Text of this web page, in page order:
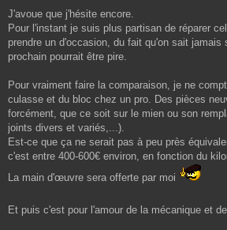
s
s
a
g
J'avoue que j'hésite encore.
Pour l'instant je suis plus partisan de réparer
prendre un d'occasion, du fait qu'on sait jamais
prochain pourrait être pire.
Pour vraiment faire la comparaison, je ne
culasse et du bloc chez un pro. Des pièces
forcément, que ce soit sur le mien ou son
joints divers et variés,...).
Est-ce que ça ne serait pas à peu près
c'est entre 400-600€ environ, en fonction du
La main d'œuvre sera offerte par moi
Et puis c'est pour l'amour de la mécanique et